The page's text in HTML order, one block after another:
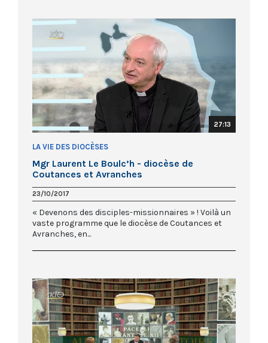
27:13
LA VIE DES DIOCÈSES
Mgr Laurent Le Boulc’h - diocèse de
Coutances et Avranches
23/10/2017
« Devenons des disciples-missionnaires » ! Voilà un
vaste programme que le diocèse de Coutances et
Avranches, en...